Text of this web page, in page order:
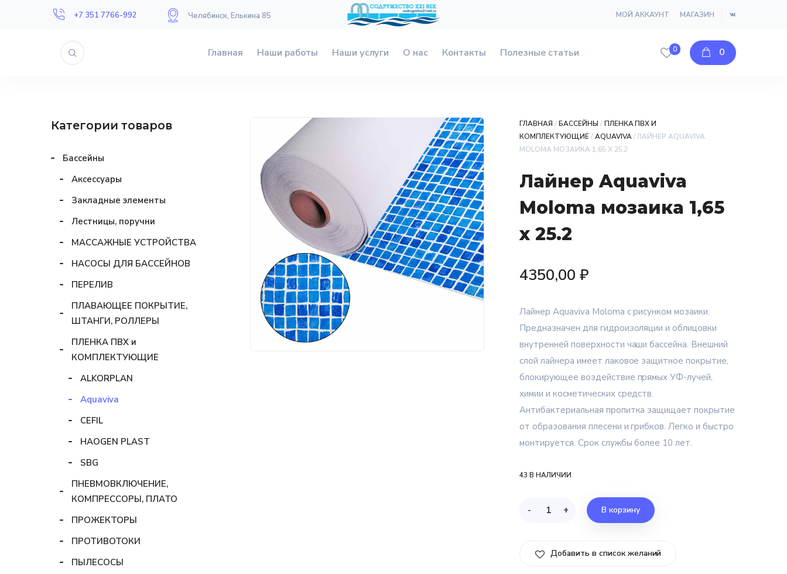
+7 351 7766-992 Челябинск, Елькина 85 МОЙ АККАУНТ МАГАЗИН
Главная Наши работы Наши услуги О нас Контакты Полезные статьи 0
0
ГЛАВНАЯ /БАССЕЙНЫ /ПЛЕНКА ПВХ И
КОМПЛЕКТУЮЩИЕ/AQUAVIVA/ ЛАЙНЕР AQUAVIVA
MOLOMA МОЗАИКА 1,65 Х 25.2
Лайнер Aquaviva
Moloma мозаика 1,65
х 25.2
4350,00 ₽
Лайнер Aquaviva Moloma с рисунком мозаики.
Предназначен для гидроизоляции и облицовки
внутренней поверхности чаши бассейна. Внешний
слой лайнера имеет лаковое защитное покрытие,
блокирующее воздействие прямых УФ-лучей,
химии и косметических средств.
Антибактериальная пропитка защищает покрытие
от образования плесени и грибков. Легко и быстро
монтируется. Срок службы более 10 лет.
43 В НАЛИЧИИ
+
- В корзину
Добавить в список желаний
Категории товаров
Бассейны
Аксессуары
Закладные элементы
Лестницы, поручни
МАССАЖНЫЕ УСТРОЙСТВА
НАСОСЫ ДЛЯ БАССЕЙНОВ
ПЕРЕЛИВ
ПЛАВАЮЩЕЕ ПОКРЫТИЕ,
ШТАНГИ, РОЛЛЕРЫ
ПЛЕНКА ПВХ и
КОМПЛЕКТУЮЩИЕ
ALKORPLAN
Aquaviva
CEFIL
HAOGEN PLAST
SBG
ПНЕВМОВКЛЮЧЕНИЕ,
КОМПРЕССОРЫ, ПЛАТО
ПРОЖЕКТОРЫ
ПРОТИВОТОКИ
ПЫЛЕСОСЫ